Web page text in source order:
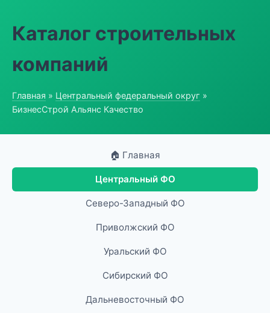
Каталог строительных
компаний
Главная » Центральный федеральный округ »
БизнесСтрой Альянс Качество
🏠 Главная
Центральный ФО
Северо-Западный ФО
Приволжский ФО
Уральский ФО
Сибирский ФО
Дальневосточный ФО